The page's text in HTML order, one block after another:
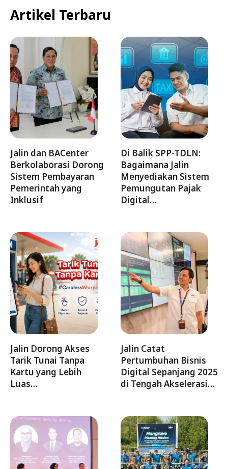
Artikel Terbaru
Jalin dan BACenter
Berkolaborasi Dorong
Sistem Pembayaran
Pemerintah yang
Inklusif
Di Balik SPP-TDLN:
Bagaimana Jalin
Menyediakan Sistem
Pemungutan Pajak
Digital…
Jalin Dorong Akses
Tarik Tunai Tanpa
Kartu yang Lebih
Luas…
Jalin Catat
Pertumbuhan Bisnis
Digital Sepanjang 2025
di Tengah Akselerasi…